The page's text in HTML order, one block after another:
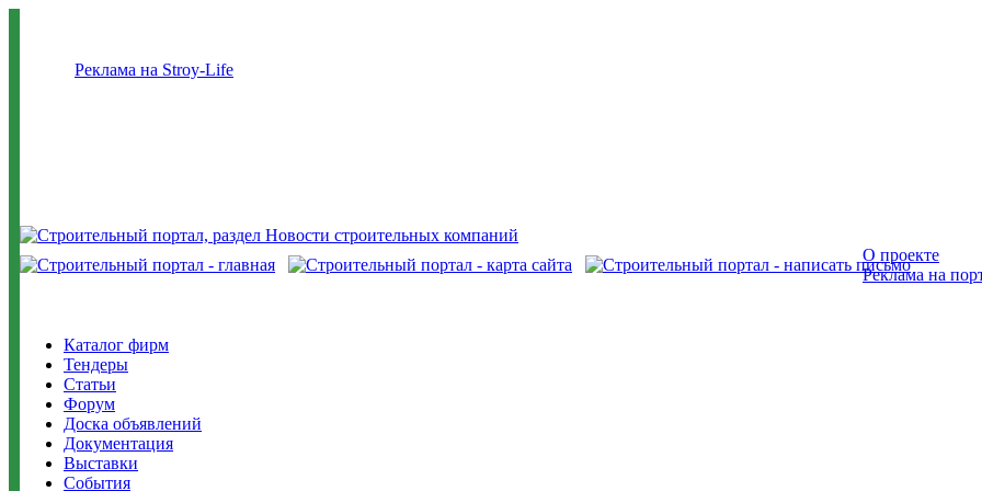
Реклама на Stroy-Life
О проекте
Реклама на
Каталог фирм
Тендеры
Статьи
Форум
Доска объявлений
Документация
Выставки
События